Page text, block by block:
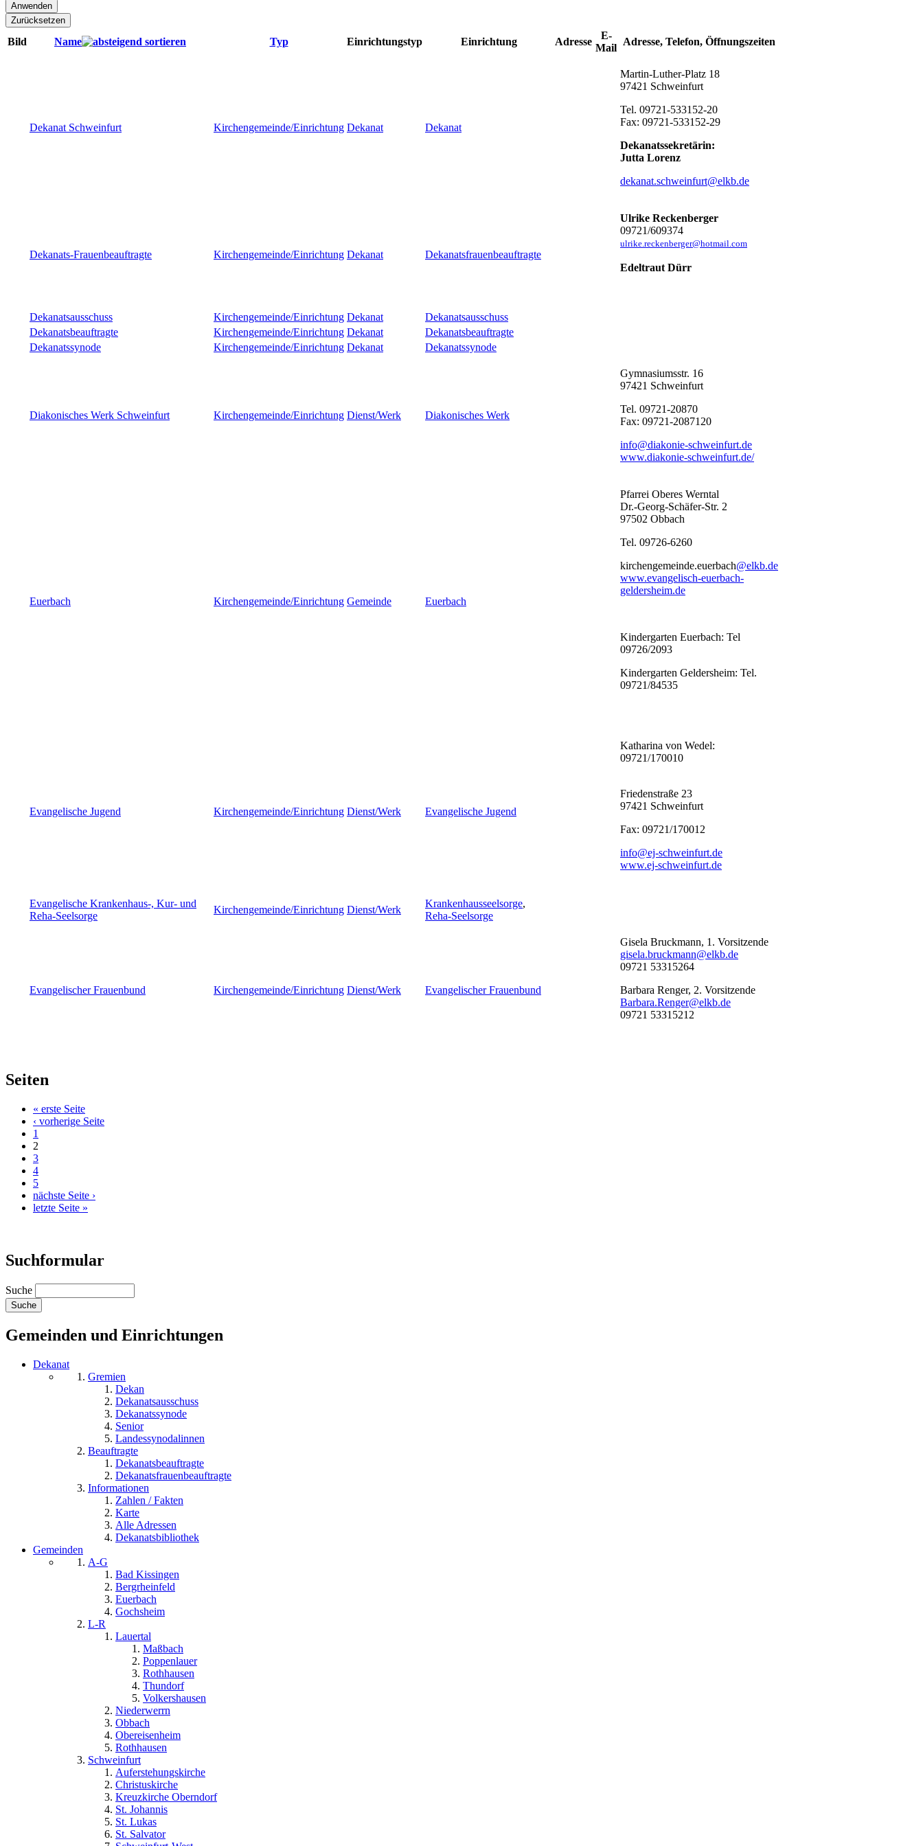
Bild Name Typ Einrichtungstyp Einrichtung Adresse
E-
Mail
Adresse, Telefon, Öffnungszeiten
Dekanat Schweinfurt Kirchengemeinde/Einrichtung Dekanat Dekanat
Martin-Luther-Platz 18
97421 Schweinfurt
Tel. 09721-533152-20
Fax: 09721-533152-29
Dekanatssekretärin:
Jutta Lorenz
dekanat.schweinfurt@elkb.de
Dekanats-Frauenbeauftragte Kirchengemeinde/Einrichtung Dekanat Dekanatsfrauenbeauftragte
Ulrike Reckenberger
09721/609374
ulrike.reckenberger@hotmail.com
Edeltraut Dürr
Dekanatsausschuss Kirchengemeinde/Einrichtung Dekanat
Dekanatsausschuss
Dekanatsbeauftragte
Kirchengemeinde/Einrichtung Dekanat
Dekanatsbeauftragte
Dekanatssynode
Kirchengemeinde/Einrichtung Dekanat Dekanatssynode
Diakonisches Werk Schweinfurt Kirchengemeinde/Einrichtung Dienst/Werk Diakonisches Werk
Gymnasiumsstr. 16
97421 Schweinfurt
Tel. 09721-20870
Fax: 09721-2087120
info@diakonie-schweinfurt.de
www.diakonie-schweinfurt.de/
Euerbach Kirchengemeinde/Einrichtung Gemeinde Euerbach
Pfarrei Oberes Werntal
Dr.-Georg-Schäfer-Str. 2
97502 Obbach
Tel. 09726-6260
kirchengemeinde.euerbach@elkb.de
www.evangelisch-euerbach-
geldersheim.de
Kindergarten Euerbach: Tel
09726/2093
Kindergarten Geldersheim: Tel.
09721/84535
Evangelische Jugend Kirchengemeinde/Einrichtung Dienst/Werk Evangelische Jugend
Katharina von Wedel:
09721/170010
Friedenstraße 23
97421 Schweinfurt
Fax: 09721/170012
info@ej-schweinfurt.de
www.ej-schweinfurt.de
Evangelische Krankenhaus-, Kur- und
Reha-Seelsorge
Kirchengemeinde/Einrichtung Dienst/Werk
Krankenhausseelsorge,
Reha-Seelsorge
Evangelischer Frauenbund Kirchengemeinde/Einrichtung Dienst/Werk Evangelischer Frauenbund
Gisela Bruckmann, 1. Vorsitzende
gisela.bruckmann@elkb.de
09721 53315264
Barbara Renger, 2. Vorsitzende
Barbara.Renger@elkb.de
09721 53315212
Seiten
« erste Seite
‹ vorherige Seite
1
2
3
4
5
nächste Seite ›
letzte Seite »
Suchformular
Suche
Gemeinden und Einrichtungen
Dekanat
Gremien
Dekan
Dekanatsausschuss
Dekanatssynode
Senior
Landessynodalinnen
Beauftragte
Dekanatsbeauftragte
Dekanatsfrauenbeauftragte
Informationen
Zahlen / Fakten
Karte
Alle Adressen
Dekanatsbibliothek
Gemeinden
A-G
Bad Kissingen
Bergrheinfeld
Euerbach
Gochsheim
L-R
Lauertal
Maßbach
Poppenlauer
Rothhausen
Thundorf
Volkershausen
Niederwerrn
Obbach
Obereisenheim
Rothhausen
Schweinfurt
Auferstehungskirche
Christuskirche
Kreuzkirche Oberndorf
St. Johannis
St. Lukas
St. Salvator